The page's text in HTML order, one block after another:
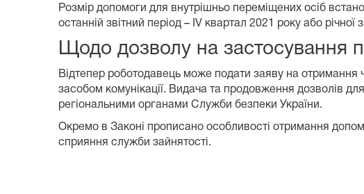
Розмір допомоги для внутрішньо переміщених осіб
останній звітний період – IV квартал 2021 року або річної
Щодо дозволу на застосування
Відтепер роботодавець може подати заяву на отримання
засобом комунікації. Видача та продовження дозволів
регіональними органами Служби безпеки України.
Окремо в Законі прописано особливості отримання
сприяння служби зайнятості.